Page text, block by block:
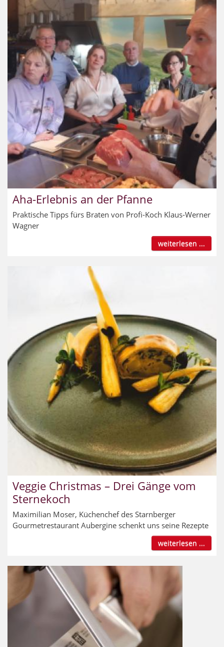
Aha-Erlebnis an der Pfanne
Praktische Tipps fürs Braten von Profi-Koch Klaus-Werner
Wagner
weiterlesen ...
Veggie Christmas – Drei Gänge vom
Sternekoch
Maximilian Moser, Küchenchef des Starnberger
Gourmetrestaurant Aubergine schenkt uns seine Rezepte
weiterlesen ...